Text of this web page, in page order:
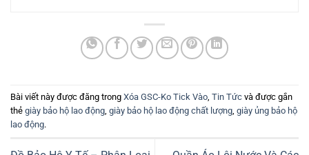
Bài viết này được đăng trong Xóa GSC-Ko Tick Vào Tin Tức và được gắn
thẻ giày bảo hộ lao động giày bảo hộ lao động chất lượng giày ủng bảo hộ
lao động.